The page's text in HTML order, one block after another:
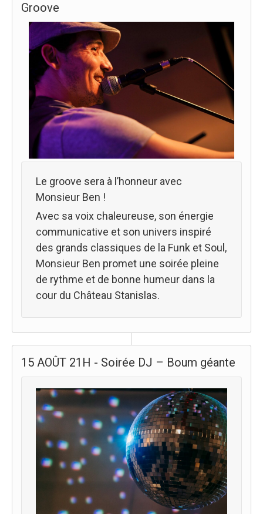
Groove
Le groove sera à l’honneur avec
Monsieur Ben !
Avec sa voix chaleureuse, son énergie
communicative et son univers inspiré
des grands classiques de la Funk et Soul,
Monsieur Ben promet une soirée pleine
de rythme et de bonne humeur dans la
cour du Château Stanislas.
15 AOÛT 21H - Soirée DJ – Boum géante